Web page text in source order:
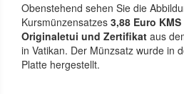
Obenstehend sehen Sie die
Kursmünzensatzes 3,88 Euro
Originaletui und Zertifikat aus
in Vatikan. Der Münzsatz wurde in
Platte hergestellt.